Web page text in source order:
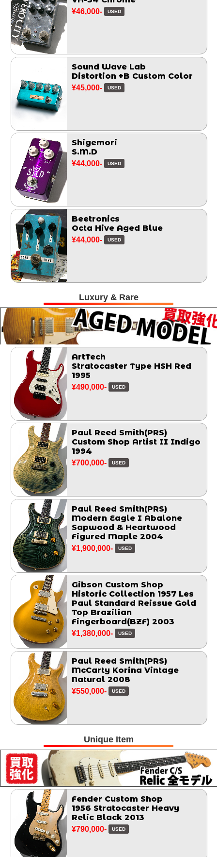
¥46,000- USED
Sound Wave Lab
Distortion +B Custom Color
¥45,000- USED
Shigemori
S.M.D
¥44,000- USED
Beetronics
Octa Hive Aged Blue
¥44,000- USED
Luxury & Rare
ArtTech
Stratocaster Type HSH Red
1995
¥490,000- USED
Paul Reed Smith(PRS)
Custom Shop Artist II Indigo
1994
¥700,000- USED
Paul Reed Smith(PRS)
Modern Eagle I Abalone
Sapwood & Heartwood
Figured Maple 2004
¥1,900,000- USED
Gibson Custom Shop
Historic Collection 1957 Les
Paul Standard Reissue Gold
Top Brazilian
Fingerboard(BZF) 2003
¥1,380,000- USED
Paul Reed Smith(PRS)
McCarty Korina Vintage
Natural 2008
¥550,000- USED
Unique Item
Fender Custom Shop
1956 Stratocaster Heavy
Relic Black 2013
¥790,000- USED